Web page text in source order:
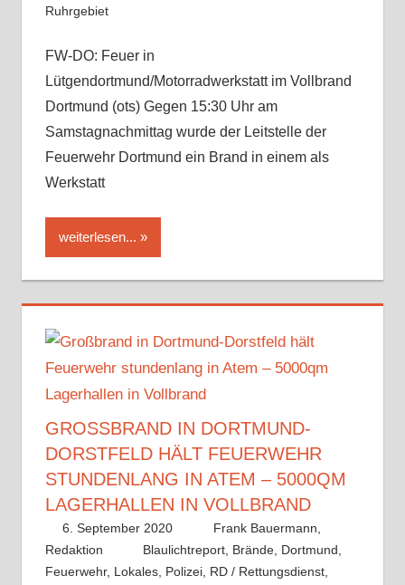
Ruhrgebiet
FW-DO: Feuer in
Lütgendortmund/Motorradwerkstatt im Vollbrand
Dortmund (ots) Gegen 15:30 Uhr am
Samstagnachmittag wurde der Leitstelle der
Feuerwehr Dortmund ein Brand in einem als
Werkstatt
weiterlesen...
GROSSBRAND IN DORTMUND-D
ORSTFELD HÄLT FEUERWEHR S
TUNDENLANG IN ATEM – 5000QM L
AGERHALLEN IN VOLLBRAND
6. September 2020
Frank Bauermann,
Redaktion
Blaulichtreport Brände Dortmund
Feuerwehr, Lokales, Polizei, RD / Rettungsdienst,